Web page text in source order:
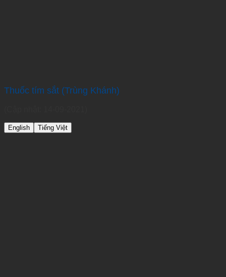
Thuốc tím sắt (Trùng Khánh)
English Tiếng Việt